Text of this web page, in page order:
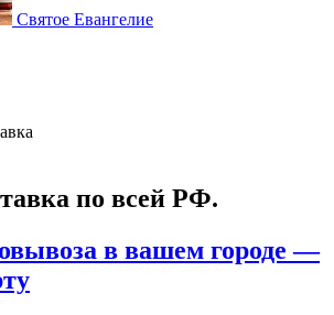
Святое Евангелие
по всей РФ.
в вашем городе —